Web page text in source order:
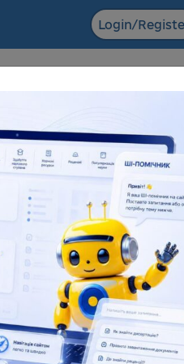
Login/
The NRAT
Dissertations for obtaining
degrees and abstracts
181 945
Total number
173
Full
Popularization of science